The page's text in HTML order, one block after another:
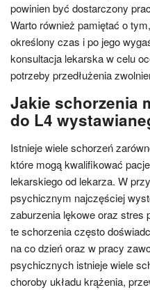
powinien być dostarczony
Warto również pamiętać o
określony czas i po jego
konsultacja lekarska w celu
potrzeby przedłużenia
Jakie schorzenia
do L4
Istnieje wiele schorzeń
które mogą kwalifikować
lekarskiego od lekarza. W
psychicznym najczęściej
zaburzenia lękowe oraz stres
te schorzenia często
na co dzień oraz w pracy
psychicznych istnieje wiele
choroby układu krążenia,